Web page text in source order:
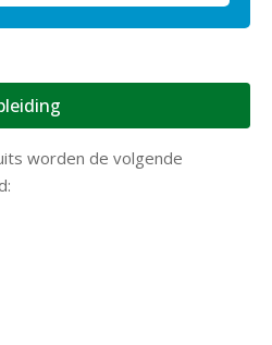
worden de volgende